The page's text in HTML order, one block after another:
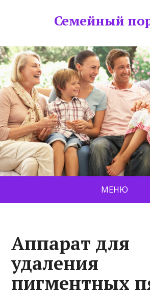
Семейный
МЕНЮ
Аппарат для
удаления
пигментных